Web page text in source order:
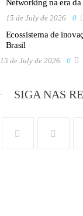
Networking na era
15 de July de 2026 0
Ecossistema de
Brasil
15 de July de 2026 0
SIGA NAS